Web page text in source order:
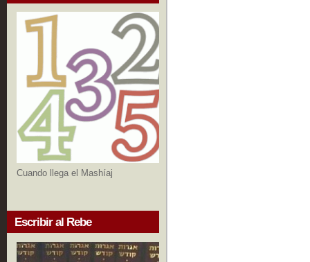
Cuando llega el Mashíaj
Escribir al Rebe